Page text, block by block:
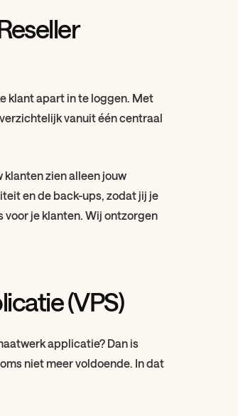
klant apart in te loggen. Met
vanuit één centraal
zien alleen jouw
en de back-ups, zodat jij je
je klanten. Wij ontzorgen
(VPS)
applicatie? Dan is
niet meer voldoende. In dat